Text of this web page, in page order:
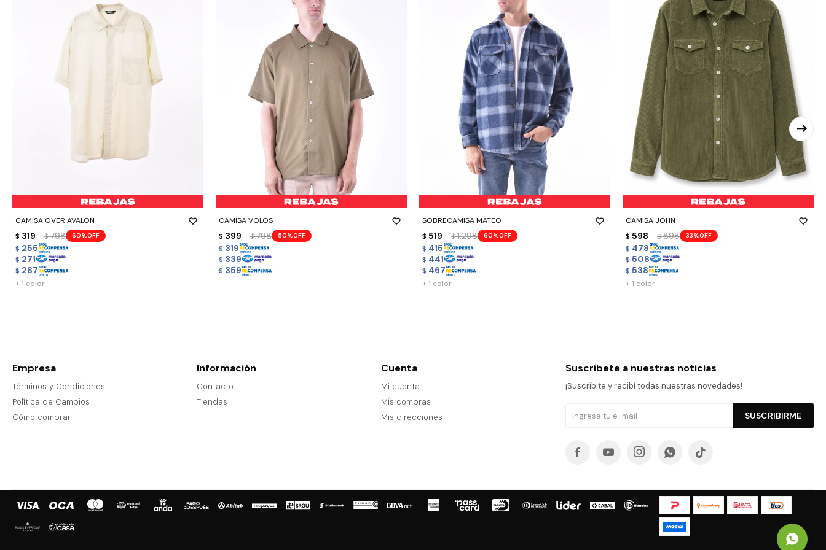
CAMISA OVER AVALON
$ 319 $ 798 60
$ 255
$ 271
$ 287
- +
+ 1 color
CAMISA VOLOS
$ 399 $ 798 50
$ 319
$ 339
$ 359
- +
SOBRECAMISA MATEO
$ 519 $ 1.298 60
$ 415
$ 441
$ 467
- +
+ 1 color
CAMISA JOHN
$ 598 $ 898 33
$ 478
$ 508
$ 538
- +
+ 1 color
Empresa
Términos y Condiciones
Política de Cambios
Cómo comprar
Información
Contacto
Tiendas
Cuenta
Mi cuenta
Mis compras
Mis direcciones
Suscríbete a nuestras noticias
¡Suscribite y recibí todas nuestras novedades!
SUSCRIBIRME
    